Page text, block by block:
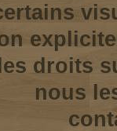
droits
nous